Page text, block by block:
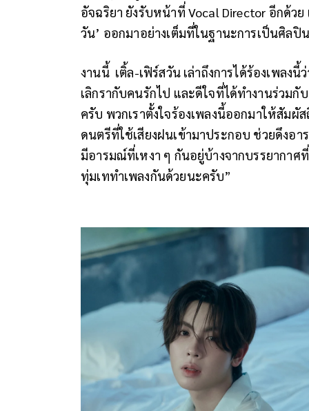
อัจฉริยา ยังรับหน้าที่ Vocal Director อีกด้วย
วัน’ ออกมาอย่างเต็มที่ในฐานะการเป็นศิลปิน
งานนี้ เติ้ล-เฟิร์สวัน เล่าถึงการได้ร้องเพลง
เลิกรากับคนรักไป และดีใจที่ได้ทำงานร่วม
ครับ พวกเราตั้งใจร้องเพลงนี้ออกมาให้สัมผั
ดนตรีที่ใช้เสียงฝนเข้ามาประกอบ ช่วยดึงอ
มีอารมณ์ที่เหงา ๆ กันอยู่บ้างจากบรรยากาศ
ทุ่มเททำเพลงกันด้วยนะครับ”